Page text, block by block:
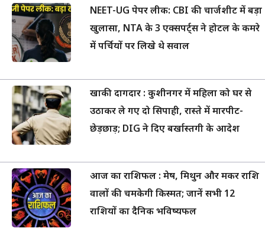
NEET-UG पेपर लीक: CBI की चार्जशीट में बड़ा
खुलासा, NTA के 3 एक्सपर्ट्स ने होटल के कमरे
में पर्चियों पर लिखे थे सवाल
खाकी दागदार : कुशीनगर में महिला को घर से
उठाकर ले गए दो सिपाही, रास्ते में मारपीट-
छेड़छाड़; DIG ने दिए बर्खास्तगी के आदेश
आज का राशिफल : मेष, मिथुन और मकर राशि
वालों की चमकेगी किस्मत; जानें सभी 12
राशियों का दैनिक भविष्यफल